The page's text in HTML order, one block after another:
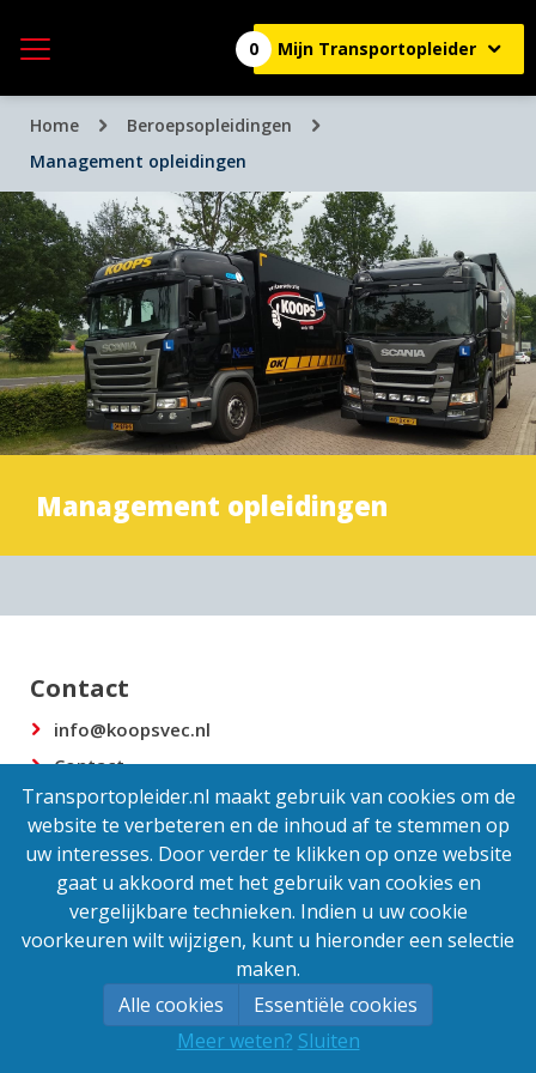
Transportopleider.nl maakt gebruik van cookies om de
website te verbeteren en de inhoud af te stemmen op
uw interesses. Door verder te klikken op onze website
gaat u akkoord met het gebruik van cookies en
vergelijkbare technieken. Indien u uw cookie
voorkeuren wilt wijzigen, kunt u hieronder een selectie
maken.
Alle cookies
Essentiële cookies
Meer weten? Sluiten
Mijn Transportopleider
0
Home
Beroepsopleidingen
Management opleidingen
Management opleidingen
Contact
info@koopsvec.nl
Contact
Powered byTransportopleider